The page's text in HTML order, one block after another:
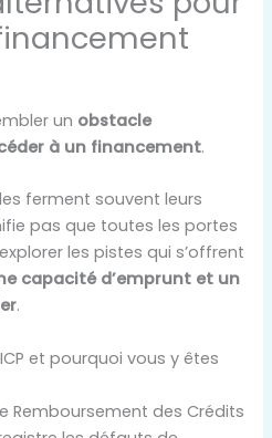
un obstacle
à un financement.
ferment souvent leurs
pas que toutes les portes
les pistes qui s’offrent
capacité d’emprunt et un
.
et pourquoi vous y êtes
Remboursement des Crédits